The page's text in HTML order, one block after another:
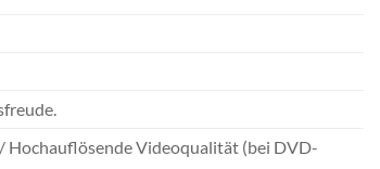
Videoqualität (bei DVD-